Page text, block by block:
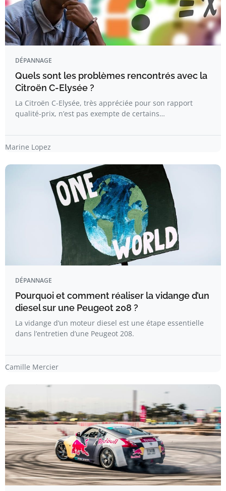
DÉPANNAGE
Quels sont les problèmes rencontrés avec la
Citroën C-Elysée ?
La Citroën C-Elysée, très appréciée pour son rapport
qualité-prix, n’est pas exempte de certains…
Marine Lopez
DÉPANNAGE
Pourquoi et comment réaliser la vidange d’un
diesel sur une Peugeot 208 ?
La vidange d’un moteur diesel est une étape essentielle
dans l’entretien d’une Peugeot 208.
Camille Mercier